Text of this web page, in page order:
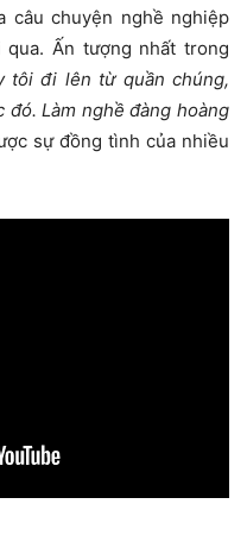
câu chuyện nghề nghiệp
Ấn tượng nhất trong
tôi đi lên từ quần chúng,
Làm nghề đàng hoàng
sự đồng tình của nhiều